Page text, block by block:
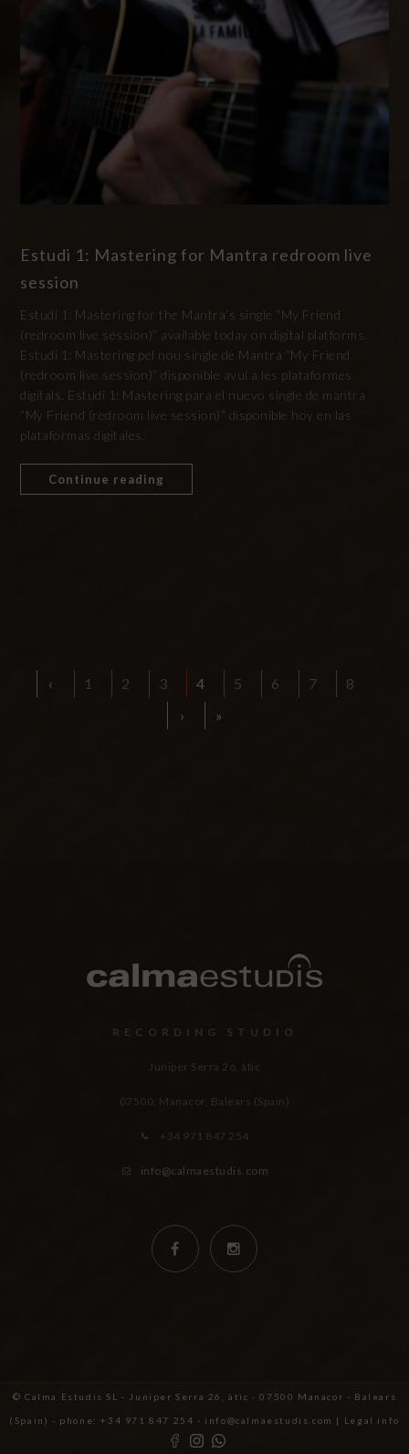
Estudi 1: Mastering for Mantra redroom live
session
Estudi 1: Mastering for the Mantra’s single “My Friend
(redroom live session)” available today on digital platforms.
Estudi 1: Mastering pel nou single de Mantra “My Friend
(redroom live session)” disponible avui a les plataformes
digitals. Estudi 1: Mastering para el nuevo single de mantra
“My Friend (redroom live session)” disponible hoy en las
plataformas digitales.
Continue reading
‹ 1 2 3 4 5 6 7
8
›
»
RECORDING STUDIO
Juniper Serra 26, àtic
07500, Manacor, Balears (Spain)
+34 971 847 254
info@calmaestudis.com
© Calma Estudis SL - Juniper Serra 26, àtic · 07500 Manacor - Balears
(Spain) - phone: +34 971 847 254 - info@calmaestudis.com | Legal info